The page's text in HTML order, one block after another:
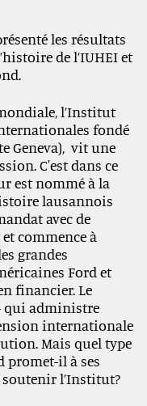
les résultats
’histoire del’IUHEI et
l’Institut
fondé
Geneva), vit une
C'est dans ce
est nommé à la
lausannois
avec de
commence à
grandes
Ford et
financier. Le
qui administre
internationale
Mais quel type
promet-il à ses
l’Institut?